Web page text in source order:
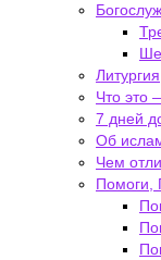
Литургия
Что это
7 дней
Об
Чем
Помоги,